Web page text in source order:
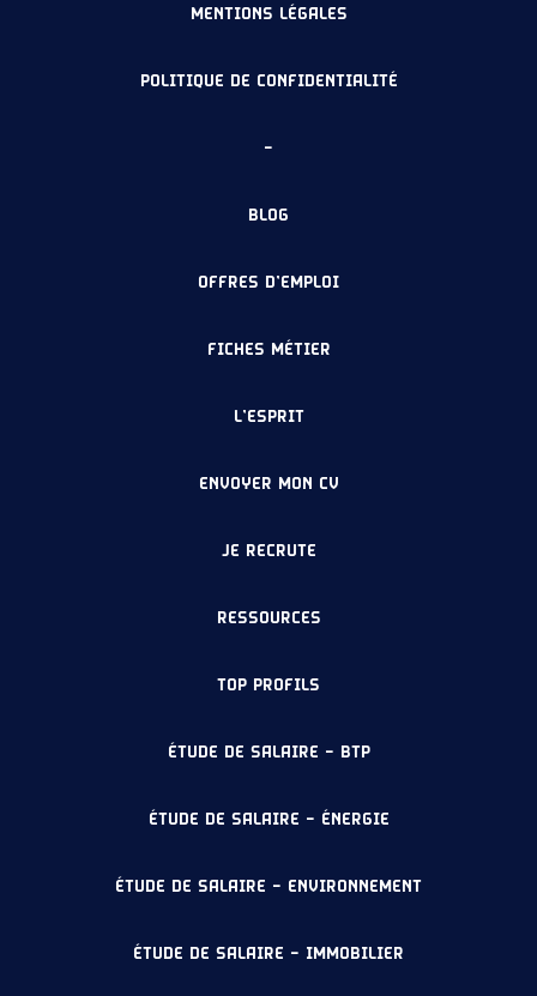
MENTIONS LÉGALES
POLITIQUE DE CONFIDENTIALITÉ
–
BLOG
OFFRES D’EMPLOI
FICHES MÉTIER
L’ESPRIT
ENVOYER MON CV
JE RECRUTE
RESSOURCES
TOP PROFILS
ÉTUDE DE SALAIRE – BTP
ÉTUDE DE SALAIRE – ÉNERGIE
ÉTUDE DE SALAIRE – ENVIRONNEMENT
ÉTUDE DE SALAIRE – IMMOBILIER